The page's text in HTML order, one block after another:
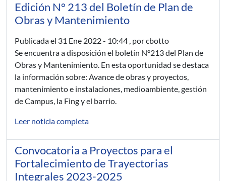
Edición N° 213 del Boletín de Plan de
Obras y Mantenimiento
Publicada el 31 Ene 2022 - 10:44 , por cbotto
Se encuentra a disposición el boletín N°213 del Plan de
Obras y Mantenimiento. En esta oportunidad se destaca
la información sobre: Avance de obras y proyectos,
mantenimiento e instalaciones, medioambiente, gestión
de Campus, la Fing y el barrio.
Leer noticia completa
Convocatoria a Proyectos para el
Fortalecimiento de Trayectorias
Integrales 2023-2025